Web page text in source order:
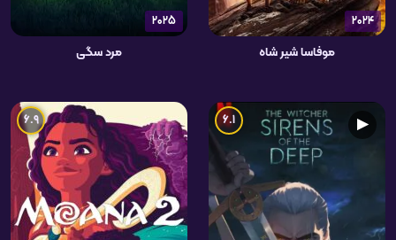
2024
موفاسا شیر شاه
2025
مرد سگی
▶
6.1
6.9